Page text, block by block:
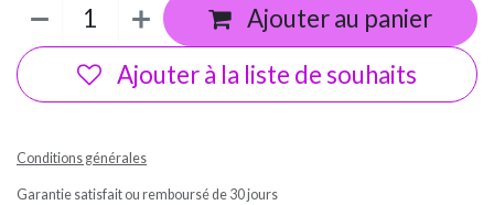
Ajouter au panier
Ajouter à la liste de souhaits
Conditions générales
Garantie satisfait ou remboursé de 30 jours